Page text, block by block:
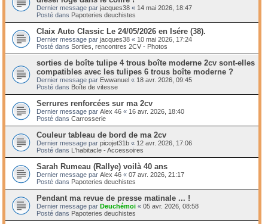
Dernier message par jacques38 « 14 mai 2026, 18:47
Posté dans Papoteries deuchistes
Claix Auto Classic Le 24/05/2026 en Isére (38).
Dernier message par jacques38 « 10 mai 2026, 17:24
Posté dans Sorties, rencontres 2CV - Photos
sorties de boîte tulipe 4 trous boîte moderne 2cv sont-elles
compatibles avec les tulipes 6 trous boîte moderne ?
Dernier message par Ewwanuel « 18 avr. 2026, 09:45
Posté dans Boîte de vitesse
Serrures renforcées sur ma 2cv
Dernier message par Alex 46 « 16 avr. 2026, 18:40
Posté dans Carrosserie
Couleur tableau de bord de ma 2cv
Dernier message par picojet31b « 12 avr. 2026, 17:06
Posté dans L'habitacle - Accessoires
Sarah Rumeau (Rallye) voilà 40 ans
Dernier message par Alex 46 « 07 avr. 2026, 21:17
Posté dans Papoteries deuchistes
Pendant ma revue de presse matinale ... !
Dernier message par Deuchémoi « 05 avr. 2026, 08:58
Posté dans Papoteries deuchistes